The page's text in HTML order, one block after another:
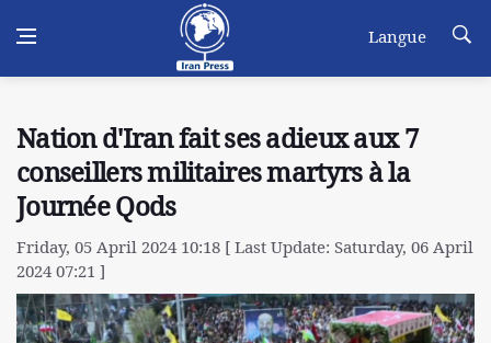
Langue
Nation d'Iran fait ses adieux aux 7
conseillers militaires martyrs à la
Journée Qods
Friday, 05 April 2024 10:18 [ Last Update: Saturday, 06 April
2024 07:21 ]